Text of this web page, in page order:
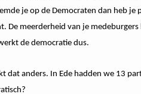
je op de Democraten dan heb
De meerderheid van je
de democratie dus.
dat anders. In Ede hadden we 13